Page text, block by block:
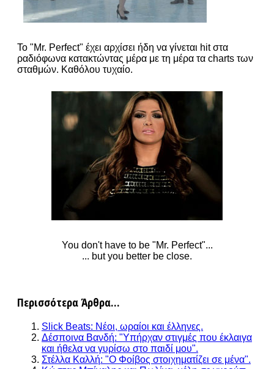
Το "Mr. Perfect" έχει αρχίσει ήδη να γίνεται hit στα
ραδιόφωνα κατακτώντας μέρα με τη μέρα τα charts των
σταθμών. Καθόλου τυχαίο.
You don't have to be "Mr. Perfect"...
... but you better be close.
Περισσότερα Άρθρα...
Slick Beats: Νέοι, ωραίοι και έλληνες.
Δέσποινα Βανδή: "Υπήρχαν στιγμές που έκλαιγα
και ήθελα να γυρίσω στο παιδί μου".
Στέλλα Καλλή: "Ο Φοίβος στοιχηματίζει σε μένα".